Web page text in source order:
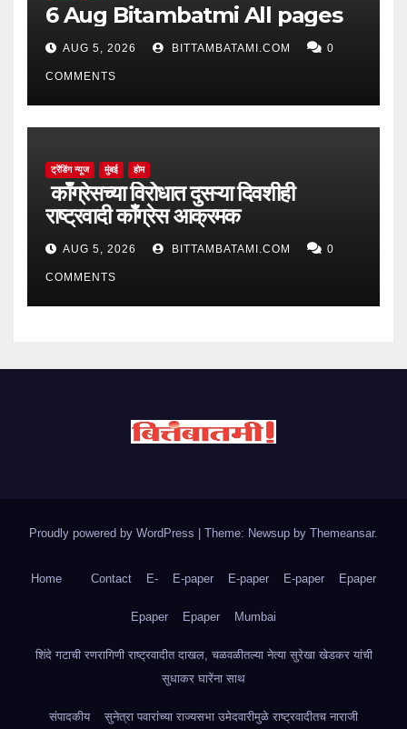
6 Aug Bitambatmi All pages
AUG 5, 2026 BITTAMBATAMI.COM 0
COMMENTS
ट्रेंडिंग न्यूज मुंबई होम
काँग्रेसच्या विरोधात दुसऱ्या दिवशीही
राष्ट्रवादी काँग्रेस आक्रमक
AUG 5, 2026 BITTAMBATAMI.COM 0
COMMENTS
Proudly powered by WordPress Theme: Newsup by Themeansar.
Home Contact E- E-paper E-paper E-paper Epaper
Epaper Epaper Mumbai
शिंदे गटाची रणरागिणी राष्ट्रवादीत दाखल, चळवळीतल्या नेत्या सुरेखा खेडकर यांची
सुधाकर घारेंना साथ
संपादकीय सुनेत्रा पवारांच्या राज्यसभा उमेदवारीमुळे राष्ट्रवादीतच नाराजी